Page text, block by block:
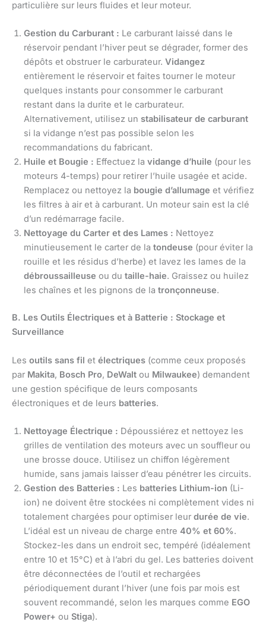
particulière sur leurs fluides et leur moteur.
Gestion du Carburant : Le carburant laissé dans le
réservoir pendant l’hiver peut se dégrader, former des
dépôts et obstruer le carburateur. Vidangez
entièrement le réservoir et faites tourner le moteur
quelques instants pour consommer le carburant
restant dans la durite et le carburateur.
Alternativement, utilisez un stabilisateur de carburant
si la vidange n’est pas possible selon les
recommandations du fabricant.
Huile et Bougie : Effectuez la vidange d’huile (pour les
moteurs 4-temps) pour retirer l’huile usagée et acide.
Remplacez ou nettoyez la bougie d’allumage et vérifiez
les filtres à air et à carburant. Un moteur sain est la clé
d’un redémarrage facile.
Nettoyage du Carter et des Lames : Nettoyez
minutieusement le carter de la tondeuse (pour éviter la
rouille et les résidus d’herbe) et lavez les lames de la
débroussailleuse ou du taille-haie. Graissez ou huilez
les chaînes et les pignons de la tronçonneuse.
B. Les Outils Électriques et à Batterie : Stockage et
Surveillance
Les outils sans fil et électriques (comme ceux proposés
par Makita, Bosch Pro, DeWalt ou Milwaukee) demandent
une gestion spécifique de leurs composants
électroniques et de leurs batteries.
Nettoyage Électrique : Dépoussiérez et nettoyez les
grilles de ventilation des moteurs avec un souffleur ou
une brosse douce. Utilisez un chiffon légèrement
humide, sans jamais laisser d’eau pénétrer les circuits.
Gestion des Batteries : Les batteries Lithium-ion (Li-
ion) ne doivent être stockées ni complètement vides ni
totalement chargées pour optimiser leur durée de vie.
L’idéal est un niveau de charge entre 40% et 60%.
Stockez-les dans un endroit sec, tempéré (idéalement
entre 10 et 15°C) et à l’abri du gel. Les batteries doivent
être déconnectées de l’outil et rechargées
périodiquement durant l’hiver (une fois par mois est
souvent recommandé, selon les marques comme EGO
Power+ ou Stiga).